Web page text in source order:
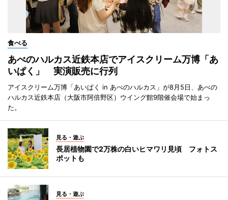
食べる
あべのハルカス近鉄本店でアイスクリーム万博「あ
いぱく」 実演販売に行列
アイスクリーム万博「あいぱく in あべのハルカス」が8月5日、あべの
ハルカス近鉄本店（大阪市阿倍野区）ウイング館9階催会場で始まっ
た。
見る・遊ぶ
長居植物園で2万株の白いヒマワリ見頃 フォトス
ポットも
見る・遊ぶ